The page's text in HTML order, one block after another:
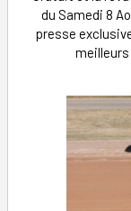
du Samedi 8
presse